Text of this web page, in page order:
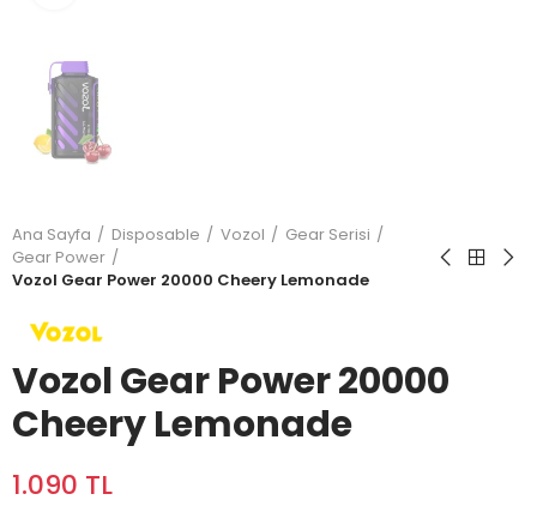
Ana Sayfa Disposable Vozol
Gear Serisi
Gear Power
Vozol Gear Power 20000 Cheery Lemonade
Vozol Gear Power 20000
Cheery Lemonade
1.090 TL